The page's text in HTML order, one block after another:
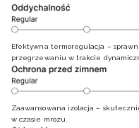
Efektywna termoregulacja –
przegrzewaniu w trakcie
Zaawansowana izolacja –
w czasie mrozu.